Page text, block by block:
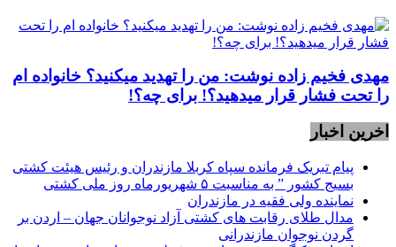
مهدی فخیم زاده نوشت: من را تهدید میکنید؟ خانواده ام
را‌ تحت فشار قرار میدهید؟! برای چه؟!
اخرین اخبار
پیام تبریک فرمانده سپاه کربلا مازندران و رئیس هیئت کشتی
بسیج کشور ” به مناسبت ۵ شهریورماه روز ملی کشتی
نماينده ولی فقیه در مازندران
مدال طلای رقابت های کشتی آزاد نوجوانان جهان – اردن بر
گردن نوجوان مازندرانی